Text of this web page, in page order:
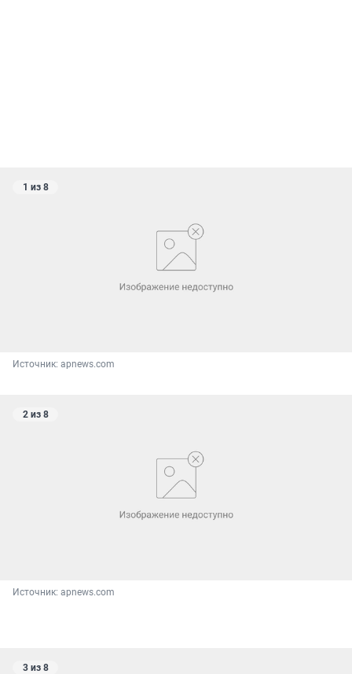
1 из 8
Источник: apnews.com
2 из 8
Источник: apnews.com
3 из 8